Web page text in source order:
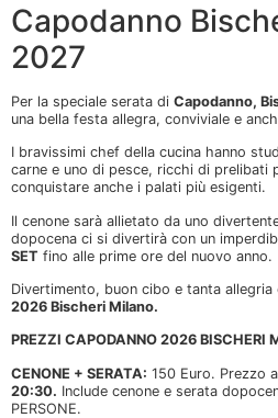
Capodanno
2027
Per la speciale serata di Capodanno,
una bella festa allegra, conviviale e
I bravissimi chef della cucina hanno
carne e uno di pesce, ricchi di prelibati
conquistare anche i palati più esigenti.
Il cenone sarà allietato da uno
dopocena ci si divertirà con un
SET fino alle prime ore del nuovo anno.
Divertimento, buon cibo e tanta allegria
2026 Bischeri Milano.
PREZZI CAPODANNO 2026 BISCHERI
CENONE + SERATA: 150 Euro. Prezzo
20:30. Include cenone e serata
PERSONE.